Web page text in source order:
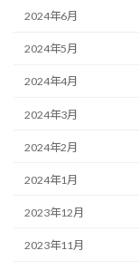
2024年6月
2024年5月
2024年4月
2024年3月
2024年2月
2024年1月
2023年12月
2023年11月